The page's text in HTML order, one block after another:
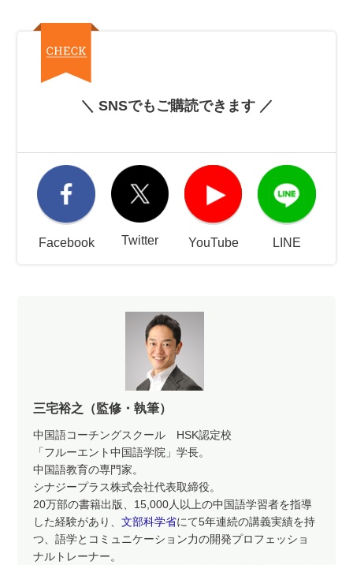
＼ SNSでもご購読できます ／
Facebook Twitter YouTube LINE
三宅裕之（監修・執筆）
中国語コーチングスクール HSK認定校
「フルーエント中国語学院」学長。
中国語教育の専門家。
シナジープラス株式会社代表取締役。
20万部の書籍出版、15,000人以上の中国語学習者を指導
した経験があり、文部科学省にて5年連続の講義実績を持
つ、語学とコミュニケーション力の開発プロフェッショ
ナルトレーナー。